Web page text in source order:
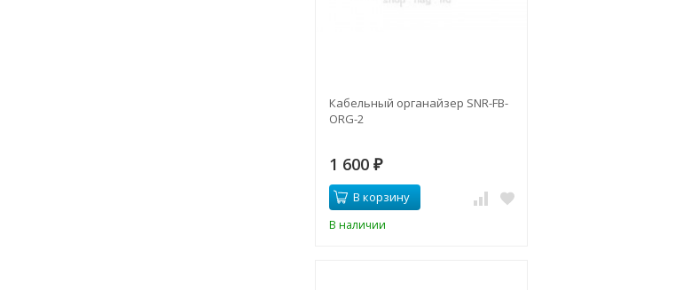
Кабельный органайзер SNR-FB-
ORG-2
1 600 ₽
В корзину
В наличии